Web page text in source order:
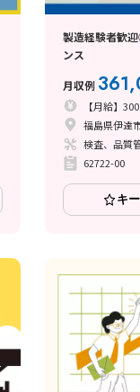
製造経験者歓
ンス
月収例
【月給】
福島県伊達
検査、品質
62722-00
キ